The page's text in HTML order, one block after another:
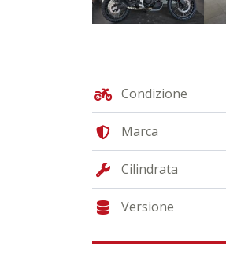
Condizione
Marca
Cilindrata
Versione